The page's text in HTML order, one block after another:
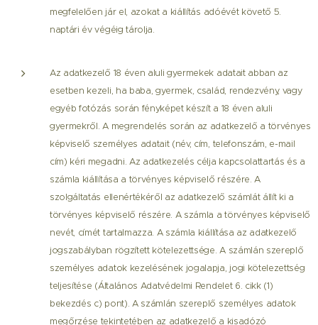
megfelelően jár el, azokat a kiállítás adóévét követő 5.
naptári év végéig tárolja.
Az adatkezelő 18 éven aluli gyermekek adatait abban az
esetben kezeli, ha baba, gyermek, család, rendezvény, vagy
egyéb fotózás során fényképet készít a 18 éven aluli
gyermekről. A megrendelés során az adatkezelő a törvényes
képviselő személyes adatait (név, cím, telefonszám, e-mail
cím) kéri megadni. Az adatkezelés célja kapcsolattartás és a
számla kiállítása a törvényes képviselő részére. A
szolgáltatás ellenértékéről az adatkezelő számlát állít ki a
törvényes képviselő részére. A számla a törvényes képviselő
nevét, címét tartalmazza. A számla kiállítása az adatkezelő
jogszabályban rögzített kötelezettsége. A számlán szereplő
személyes adatok kezelésének jogalapja, jogi kötelezettség
teljesítése (Általános Adatvédelmi Rendelet 6. cikk (1)
bekezdés c) pont). A számlán szereplő személyes adatok
megőrzése tekintetében az adatkezelő a kisadózó